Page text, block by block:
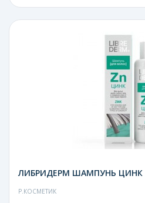
ЛИБРИДЕРМ ШАМПУНЬ ЦИНК
Р.КОСМЕТИК